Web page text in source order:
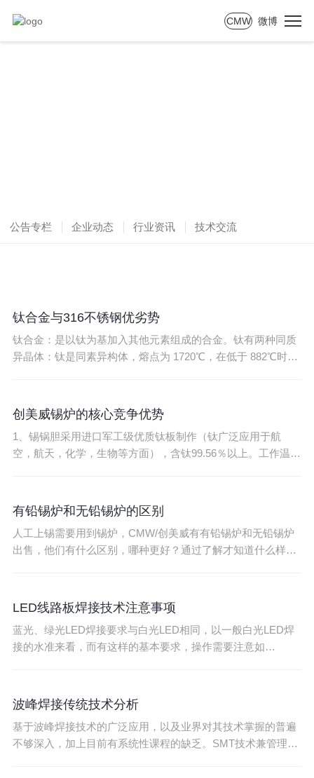
CMW 微博
公告专栏 企业动态 行业资讯 技术交流
钛合金与316不锈钢优劣势
钛合金：是以钛为基加入其他元素组成的合金。钛有两种同质
异晶体：钛是同素异构体，熔点为 1720℃，在低于 882℃时呈
当的合金元素，使其相变温度及相分含量逐渐改变而得到不同
组织的钛合金。316不锈钢：
创美威锡炉的核心竞争优势
1、锡锅胆采用进口军工级优质钛板制作（钛广泛应用于航
空，航天，化学，生物等方面），含钛99.56％以上。工作温度
2、淘汰进口陶瓷发热，采用自主研发的红外发热芯，温控灵
敏达0.1摄氏度，升温速度快达12分
有铅锡炉和无铅锡炉的区别
人工上锡需要用到锡炉，CMW/创美威有有铅锡炉和无铅锡炉
出售，他们有什么区别，哪种更好？通过了解才知道什么样的
角度来说：无铅锡炉又称环保锡炉，对产品要求环保的，就一
定要用钛内胆的无铅锡炉。如果对产品没有环保这块没
LED线路板焊接技术注意事项
蓝光、绿光LED焊接要求与白光LED相同，以一般白光LED焊
接的水准来看，而有这样的基本要求，操作需要注意如
光LED的防静电为100V，而在工作台上工作湿度为60%-90%时
人体的静电会损坏发光二极体的结晶层，
波峰焊接传统技术分析
基于波峰焊接技术的广泛应用，以及业界对其技术掌握的普遍
不够深入，加上目前有系统性课程的缺乏。SMT技术兼管理顾